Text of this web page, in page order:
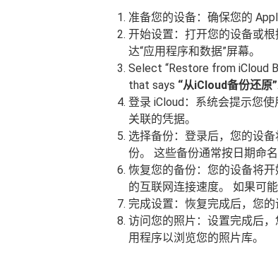
准备您的设备：确保您的
开始设置：打开您的设备或
达“应用程序和数据”屏幕。
Select “Restore from iCloud
that says “从iCloud备份还原”.
登录 iCloud：系统会提示您
关联的凭据。
选择备份：登录后，您的设
份。 这些备份通常按日期命
恢复您的备份：您的设备将
的互联网连接速度。 如果可
完成设置：恢复完成后，您
访问您的照片：设置完成后
用程序以浏览您的照片库。